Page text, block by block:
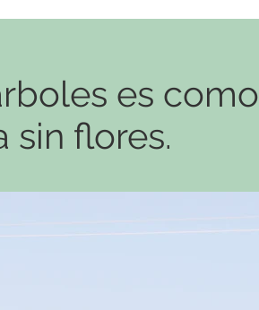
es
sin flores.